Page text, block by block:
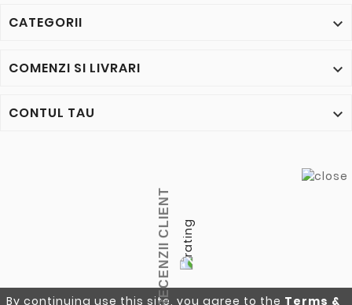
By continuing use this site, you agree to the Terms &
CATEGORII 
COMENZI SI LIVRARI 
CONTUL TAU 
RECENZII CLIENT